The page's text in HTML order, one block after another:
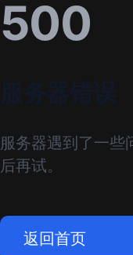
500
服务器遇到了一些
后再试。
返回首页